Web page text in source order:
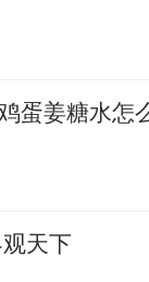
蛋姜糖水怎
天下